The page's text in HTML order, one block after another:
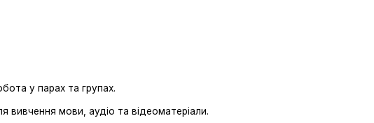
у парах та групах.
вивчення мови, аудіо та відеоматеріали.